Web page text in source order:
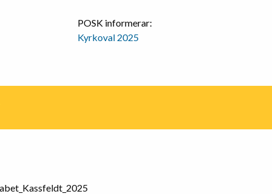
POSK informerar:
Kyrkoval 2025